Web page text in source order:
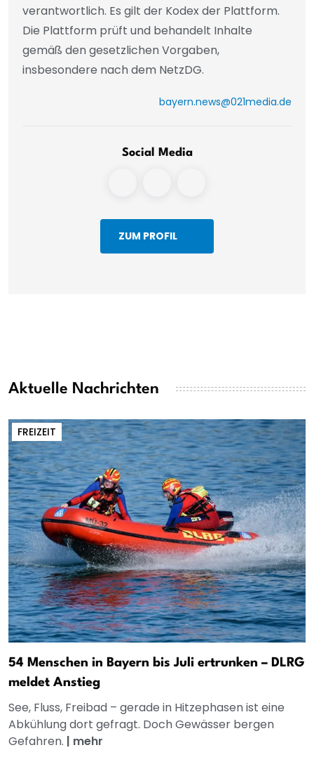
verantwortlich. Es gilt der Kodex der Plattform.
Die Plattform prüft und behandelt Inhalte
gemäß den gesetzlichen Vorgaben,
insbesondere nach dem NetzDG.
bayern.news@021media.de
Social Media
ZUM PROFIL
Aktuelle Nachrichten
FREIZEIT
54 Menschen in Bayern bis Juli ertrunken – DLRG
meldet Anstieg
See, Fluss, Freibad – gerade in Hitzephasen ist eine
Abkühlung dort gefragt. Doch Gewässer bergen
Gefahren. | mehr